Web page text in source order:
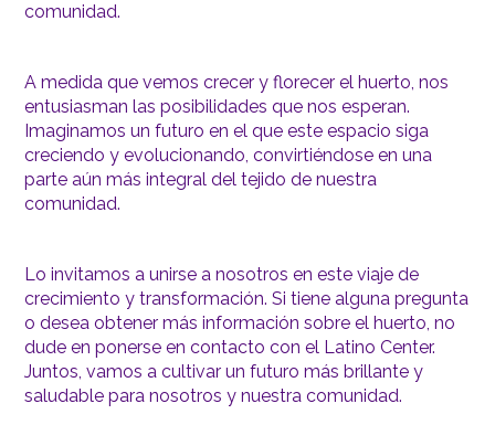
comunidad.
A medida que vemos crecer y florecer el huerto, nos
entusiasman las posibilidades que nos esperan.
Imaginamos un futuro en el que este espacio siga
creciendo y evolucionando, convirtiéndose en una
parte aún más integral del tejido de nuestra
comunidad.
Lo invitamos a unirse a nosotros en este viaje de
crecimiento y transformación. Si tiene alguna pregunta
o desea obtener más información sobre el huerto, no
dude en ponerse en contacto con el Latino Center.
Juntos, vamos a cultivar un futuro más brillante y
saludable para nosotros y nuestra comunidad.